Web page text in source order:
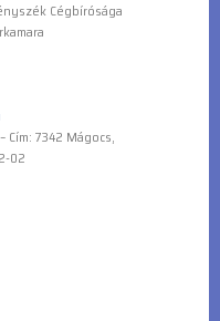
Cím: 7342 Mágocs,